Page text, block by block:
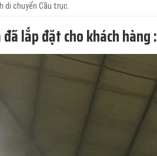
di chuyển Cầu trục.
lắp đặt cho khách hàng :